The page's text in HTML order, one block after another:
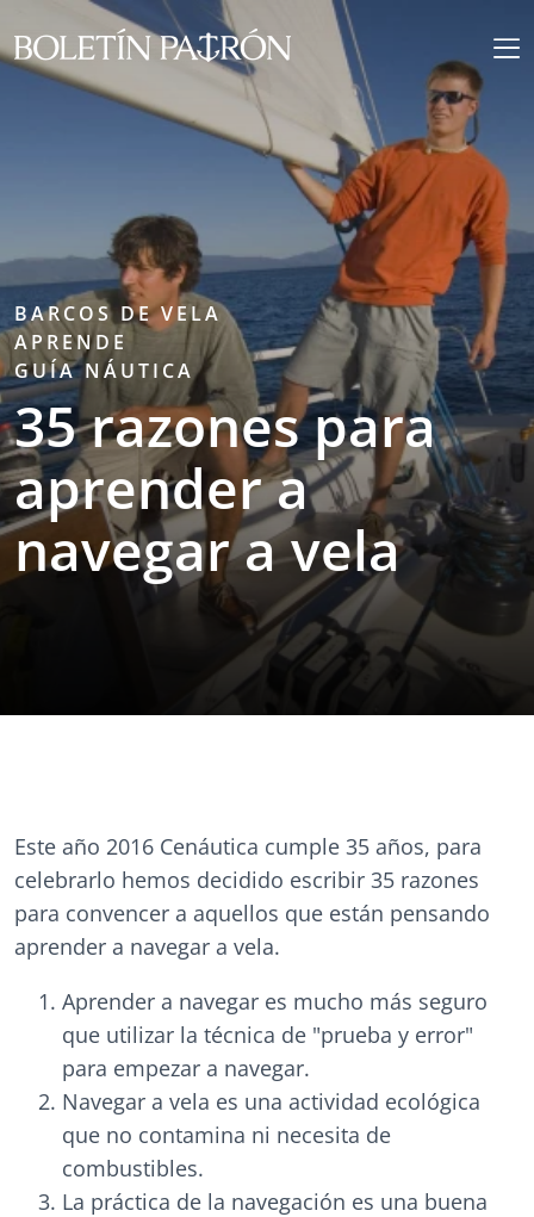
BARCOS DE VELA
APRENDE
GUÍA NÁUTICA
35 razones para
aprender a
navegar a vela
Este año 2016 Cenáutica cumple 35 años, para
celebrarlo hemos decidido escribir 35 razones
para convencer a aquellos que están pensando
aprender a navegar a vela.
Aprender a navegar es mucho más seguro
que utilizar la técnica de "prueba y error"
para empezar a navegar.
Navegar a vela es una actividad ecológica
que no contamina ni necesita de
combustibles.
La práctica de la navegación es una buena